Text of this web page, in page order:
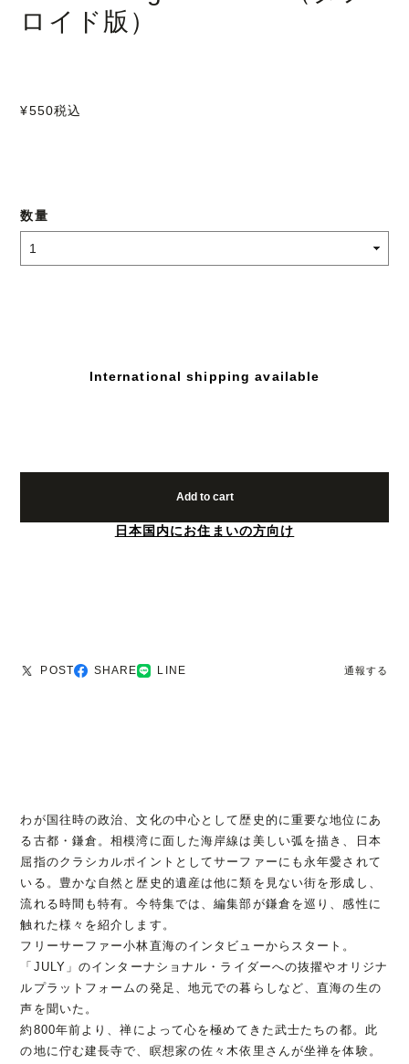
ロイド版）
¥550税込
数量
International shipping available
Add to cart
日本国内にお住まいの方向け
POST SHARE LINE 通報する
わが国往時の政治、文化の中心として歴史的に重要な地位にあ
る古都・鎌倉。相模湾に面した海岸線は美しい弧を描き、日本
屈指のクラシカルポイントとしてサーファーにも永年愛されて
いる。豊かな自然と歴史的遺産は他に類を見ない街を形成し、
流れる時間も特有。今特集では、編集部が鎌倉を巡り、感性に
触れた様々を紹介します。
フリーサーファー小林直海のインタビューからスタート。
「JULY」のインターナショナル・ライダーへの抜擢やオリジナ
ルプラットフォームの発足、地元での暮らしなど、直海の生の
声を聞いた。
約800年前より、禅によって心を極めてきた武士たちの都。此
の地に佇む建長寺で、瞑想家の佐々木依里さんが坐禅を体験。